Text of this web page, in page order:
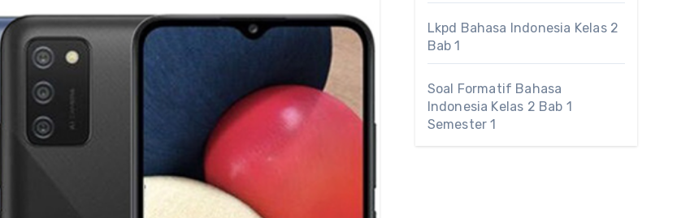
Lkpd Bahasa Indonesia Kelas 2
Bab 1
Soal Formatif Bahasa
Indonesia Kelas 2 Bab 1
Semester 1